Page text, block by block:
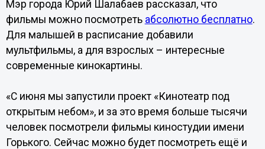
Мэр города Юрий Шалабаев рассказал, что
фильмы можно посмотреть абсолютно бесплатно.
Для малышей в расписание добавили
мультфильмы, а для взрослых – интересные
современные кинокартины.
«С июня мы запустили проект «Кинотеатр под
открытым небом», и за это время больше тысячи
человек посмотрели фильмы киностудии имени
Горького. Сейчас можно будет посмотреть ещё и